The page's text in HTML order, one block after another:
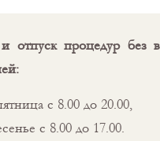
отпуск процедур без
с 8.00 до 20.00,
с 8.00 до 17.00.